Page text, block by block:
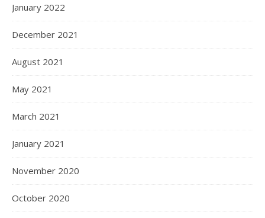
January 2022
December 2021
August 2021
May 2021
March 2021
January 2021
November 2020
October 2020